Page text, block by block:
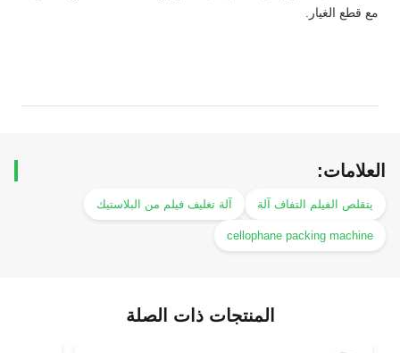
مع قطع الغيار.
العلامات:
يتقلص الفيلم التفاف آلة آلة تغليف فيلم من البلاستيك
cellophane packing machine
المنتجات ذات الصلة